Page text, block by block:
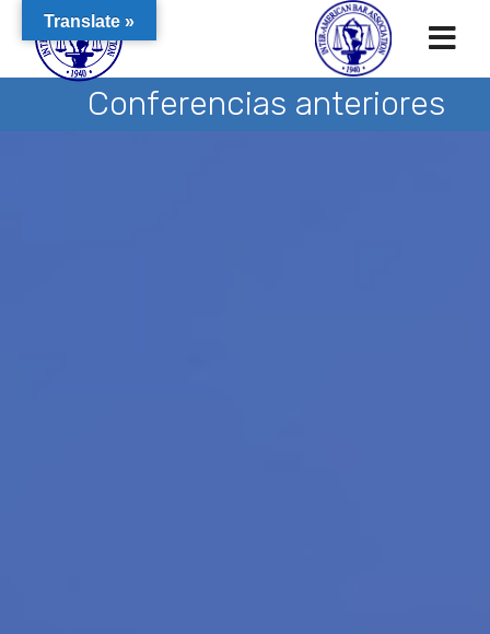
Conferencias anteriores
Translate »